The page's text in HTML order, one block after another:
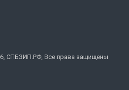
СПБЗИП.РФ, Все права защищены